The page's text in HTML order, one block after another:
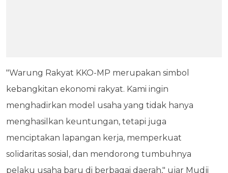
"Warung Rakyat KKO-MP merupakan simbol
kebangkitan ekonomi rakyat. Kami ingin
menghadirkan model usaha yang tidak hanya
menghasilkan keuntungan, tetapi juga
menciptakan lapangan kerja, memperkuat
solidaritas sosial, dan mendorong tumbuhnya
pelaku usaha baru di berbagai daerah," ujar Mudji